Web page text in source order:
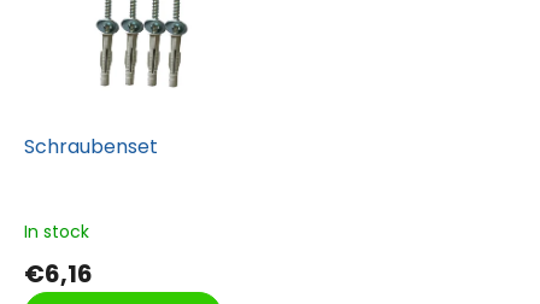
Schraubenset
In stock
€6,16